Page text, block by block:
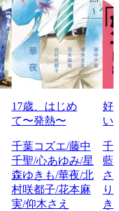
17歳、はじめ
て〜発熱〜
千葉コズエ/藤中
千聖/心あゆみ/星
森ゆきも/華夜/北
村咲都子/花本麻
実/仰木さえ
好
い
千
藍/
さ
り
き